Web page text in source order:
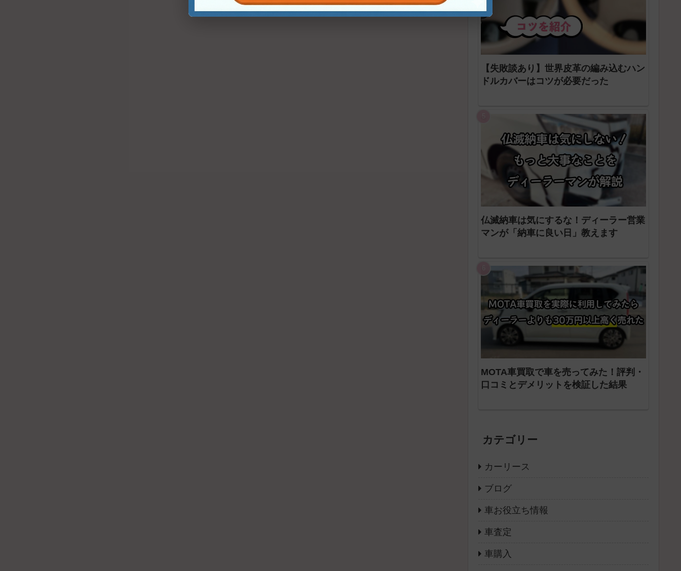
【失敗談あり】世界皮革の編み込むハン
ドルカバーはコツが必要だった
仏滅納車は気にするな！ディーラー営業
マンが「納車に良い日」教えます
MOTA車買取で車を売ってみた！評判・
口コミとデメリットを検証した結果
カテゴリー
カーリース
ブログ
車お役立ち情報
車査定
車購入